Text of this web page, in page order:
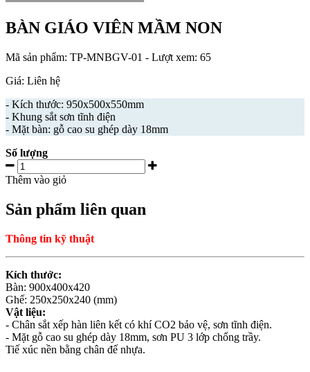
BÀN GIÁO VIÊN MẦM NON
Mã sản phẩm: TP-MNBGV-01 - Lượt xem: 65
Giá: Liên hệ
- Kích thước: 950x500x550mm
- Khung sắt sơn tĩnh điện
- Mặt bàn: gỗ cao su ghép dày 18mm
Số lượng
Thêm vào giỏ
Sản phẩm liên quan
Thông tin kỹ thuật
Kích thước:
Bàn: 900x400x420
Ghế: 250x250x240 (mm)
Vật liệu:
- Chân sắt xếp hàn liên kết có khí CO2 bảo vệ, sơn tĩnh điện.
- Mặt gỗ cao su ghép dày 18mm, sơn PU 3 lớp chống trầy.
Tiế xúc nền bằng chân đế nhựa.